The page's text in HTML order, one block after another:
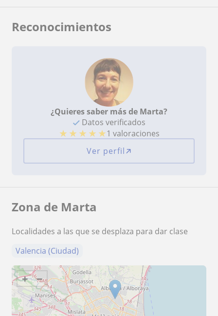
Reconocimientos
¿Quieres saber más de Marta?
Datos verificados
★ ★ ★ ★ ★1 valoraciones
Ver perfil
Zona de Marta
Localidades a las que se desplaza para dar clase
Valencia (Ciudad)
+ −